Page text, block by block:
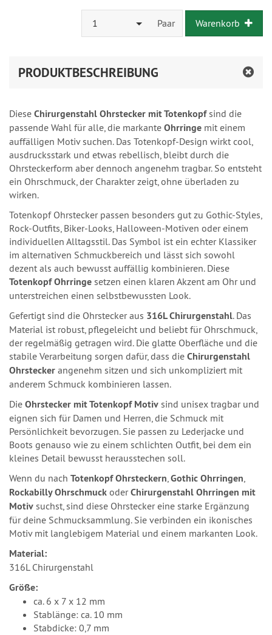
1 Paar Warenkorb
PRODUKTBESCHREIBUNG
Diese Chirurgenstahl Ohrstecker mit Totenkopfsind die
passende Wahl für alle, die markante Ohrringe mit einem
auffälligen Motiv suchen. Das Totenkopf-Design wirkt cool,
ausdrucksstark und etwas rebellisch, bleibt durch die
Ohrsteckerform aber dennoch angenehm tragbar. So entsteht
ein Ohrschmuck, der Charakter zeigt, ohne überladen zu
wirken.
Totenkopf Ohrstecker passen besonders gut zu Gothic-Styles,
Rock-Outfits, Biker-Looks, Halloween-Motiven oder einem
individuellen Alltagsstil. Das Symbol ist ein echter Klassiker
im alternativen Schmuckbereich und lässt sich sowohl
dezent als auch bewusst auffällig kombinieren. Diese
Totenkopf Ohrringe setzen einen klaren Akzent am Ohr und
unterstreichen einen selbstbewussten Look.
Gefertigt sind die Ohrstecker aus 316L Chirurgenstahl. Das
Material ist robust, pflegeleicht und beliebt für Ohrschmuck,
der regelmäßig getragen wird. Die glatte Oberfläche und die
stabile Verarbeitung sorgen dafür, dass die Chirurgenstahl
Ohrstecker angenehm sitzen und sich unkompliziert mit
anderem Schmuck kombinieren lassen.
Die Ohrstecker mit Totenkopf Motiv sind unisex tragbar und
eignen sich für Damen und Herren, die Schmuck mit
Persönlichkeit bevorzugen. Sie passen zu Lederjacke und
Boots genauso wie zu einem schlichten Outfit, bei dem ein
kleines Detail bewusst herausstechen soll.
Wenn du nach Totenkopf Ohrsteckern,Gothic Ohrringen,
Rockabilly Ohrschmuck oderChirurgenstahl Ohrringen mit
Motiv suchst, sind diese Ohrstecker eine starke Ergänzung
für deine Schmucksammlung. Sie verbinden ein ikonisches
Motiv mit langlebigem Material und einem markanten Look.
Material:
316L Chirurgenstahl
Größe:
ca. 6 x 7 x 12 mm
Stablänge: ca. 10 mm
Stabdicke: 0,7 mm